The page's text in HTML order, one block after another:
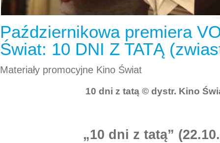
Październikowa premiera
Świat: 10 DNI Z TATĄ
Materiały promocyjne Kino Świat
10 dni z tatą © dystr. Kino
„10 dni z tatą”